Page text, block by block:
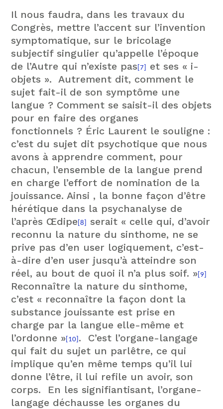
Il nous faudra, dans les travaux du
Congrès, mettre l’accent sur l’invention
symptomatique, sur le bricolage
subjectif singulier qu’appelle l’époque
de l’Autre qui n’existe pas [7]
et ses « i-
objets ». Autrement dit, comment le
sujet fait-il de son symptôme une
langue ? Comment se saisit-il des objets
pour en faire des organes
fonctionnels ? Éric Laurent le souligne :
c’est du sujet dit psychotique que nous
avons à apprendre comment, pour
chacun, l’ensemble de la langue prend
en charge l’effort de nomination de la
jouissance. Ainsi , la bonne façon d’être
hérétique dans la psychanalyse de
l’après Œdipe [8]
serait « celle qui, d’avoir
reconnu la nature du sinthome, ne se
prive pas d’en user logiquement, c’est-
à-dire d’en user jusqu’à atteindre son
réel, au bout de quoi il n’a plus soif. » [9]
Reconnaître la nature du sinthome,
c’est « reconnaître la façon dont la
substance jouissante est prise en
charge par la langue elle-même et
l’ordonne » [10] . C’est l’organe-langage
qui fait du sujet un parlêtre, ce qui
implique qu’en même temps qu’il lui
donne l’être, il lui refile un avoir, son
corps. En les signifiantisant, l’organe-
langage déchausse les organes du